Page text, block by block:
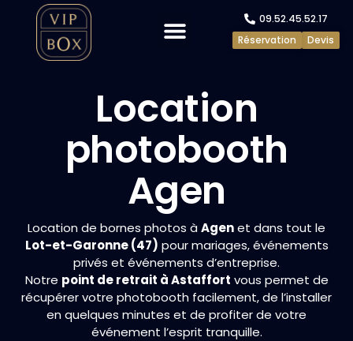
09.52.45.52.17
Devis
Réservation
Location
photobooth
Agen
Location de bornes photos à Agenet dans tout le
Lot-et-Garonne (47) pour mariages, événements
privés et événements d’entreprise.
Notre point de retrait à Astaffort vous permet de
récupérer votre photobooth facilement, de l’installer
en quelques minutes et de profiter de votre
événement l’esprit tranquille.